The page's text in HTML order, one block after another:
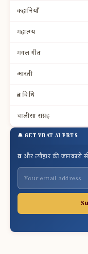
कहानियाँ
महात्म्य
मंगल गीत
आरती
व्रत विधि
चालीसा संग्रह
🔔 GET VRAT ALERTS
व्रत और त्यौहार की